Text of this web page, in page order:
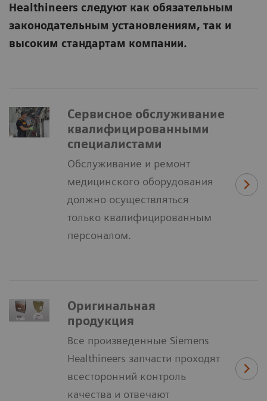
Healthineers следуют как обязательным
законодательным установлениям, так и
высоким стандартам компании.
Сервисное обслуживание
квалифицированными
специалистами
Обслуживание и ремонт
медицинского оборудования
должно осуществляться
только квалифицированным
персоналом.
Оригинальная
продукция
Все произведенные Siemens
Healthineers запчасти проходят
всесторонний контроль
качества и отвечают